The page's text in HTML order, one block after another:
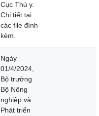
Cục Thú y.
Chi tiết tại
các file đính
kèm.
Ngày
01/4/2024,
Bộ trưởng
Bộ Nông
nghiệp và
Phát triển